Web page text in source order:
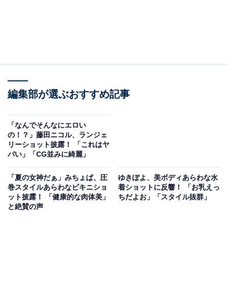
編集部が選ぶおすすめ記事
「なんでそんなにエロい
の！？」藤田ニコル、ランジェ
リーショット披露！ 「これはヤ
バい」「CG並みに綺麗」
「夏の女神だぁ」みちょぱ、圧
巻スタイルあらわなビキニショ
ット披露！ 「健康的な肉体美」
と絶賛の声
ゆきぽよ、美ボディあらわな水
着ショットに反響！ 「お乳えっ
ちだよお」「スタイル抜群」